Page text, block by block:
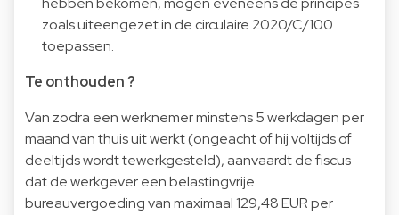
zoals uiteengezet in de circulaire 2020/C/100
toepassen.
Te onthouden ?
Van zodra een werknemer minstens 5 werkdagen per
maand van thuis uit werkt (ongeacht of hij voltijds of
deeltijds wordt tewerkgesteld), aanvaardt de fiscus
dat de werkgever een belastingvrije
bureauvergoeding van maximaal 129,48 EUR per